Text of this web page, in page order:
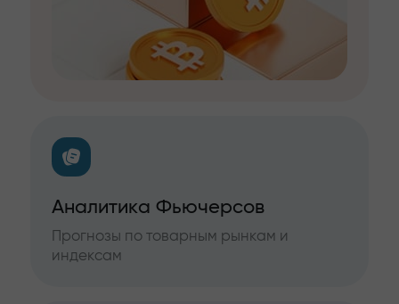
Аналитика Фьючерсов
Прогнозы по товарным рынкам и
индексам